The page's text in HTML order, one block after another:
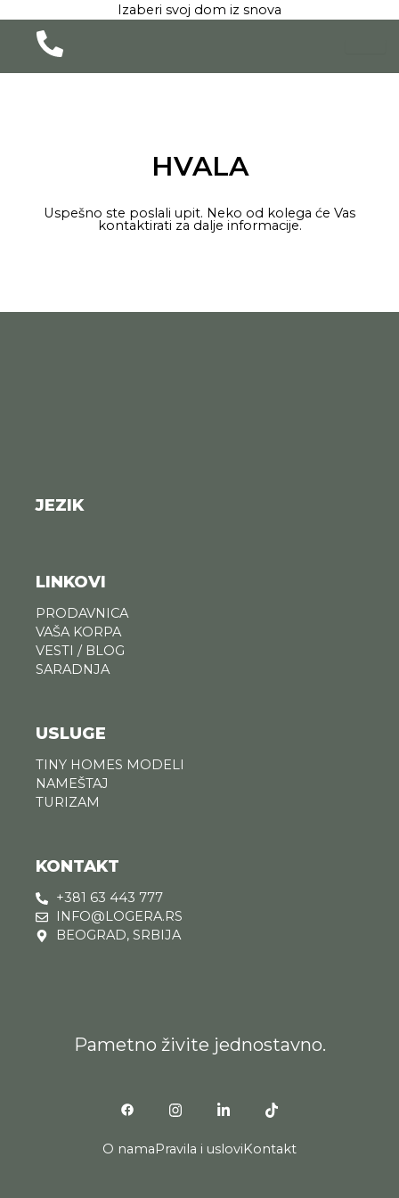
sadržaj
Izaberi svoj dom iz snova
HVALA
Uspešno ste poslali upit. Neko od kolega će Vas
kontaktirati za dalje informacije.
JEZIK
LINKOVI
PRODAVNICA
VAŠA KORPA
VESTI / BLOG
SARADNJA
USLUGE
TINY HOMES MODELI
NAMEŠTAJ
TURIZAM
KONTAKT
+381 63 443 777
INFO@LOGERA.RS
BEOGRAD, SRBIJA
Pametno živite jednostavno.
O namaPravila i usloviKontakt